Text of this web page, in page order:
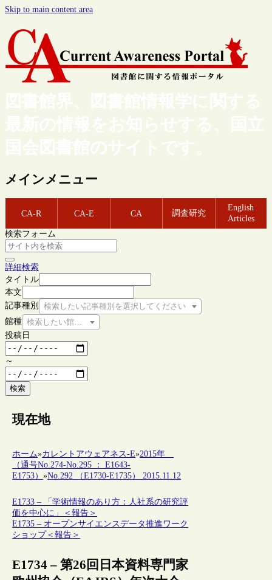
Skip to main content area
図書館界、図書館情報学に関する
最新の情報をお知らせする、国立
国会図書館のサイトです。
メインメニュー
CA-R CA-E CA 調査研究
English
Articles
検索フォーム
詳細検索
タイトル
本文
記事種別
検索したい記事種別を選択してください
館種 検索したい館種を選択してください
投稿日
～
検索
現在地
ホーム»カレントアウェアネス-E»2015年
（通号No.274-No.295 ： E1643-
E1753）»No.292 （E1730-E1735） 2015.11.12
E1733 – 「学術情報のあり方：人社系の研究評
価を中心に」＜報告＞
E1735 – オープンサイエンスデータ推進ワーク
ショップ＜報告＞
E1734 – 第26回日本資料専門家